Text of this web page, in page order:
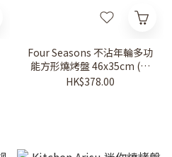
Four Seasons 不沾年輪多功
能方形燒烤盤 46x35cm (適
用於電磁爐)
HK$378.00